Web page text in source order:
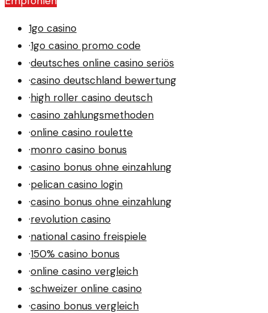
die Märkte?
1go casino
·1go casino promo code
·deutsches online casino seriös
·casino deutschland bewertung
·high roller casino deutsch
·casino zahlungsmethoden
·online casino roulette
·monro casino bonus
·casino bonus ohne einzahlung
·pelican casino login
·casino bonus ohne einzahlung
·revolution casino
·national casino freispiele
·150% casino bonus
·online casino vergleich
·schweizer online casino
·casino bonus vergleich